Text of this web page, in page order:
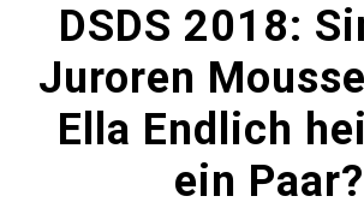
DSDS 2018:
Juroren
Ella Endlich
ein Paar?